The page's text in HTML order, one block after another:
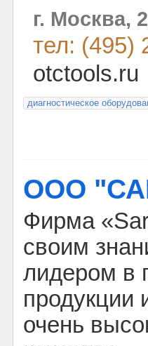
г. Москва,
тел: (495)
otctools.ru
диагностическое
ООО
Фирма
своим
лидером в
продукции
очень